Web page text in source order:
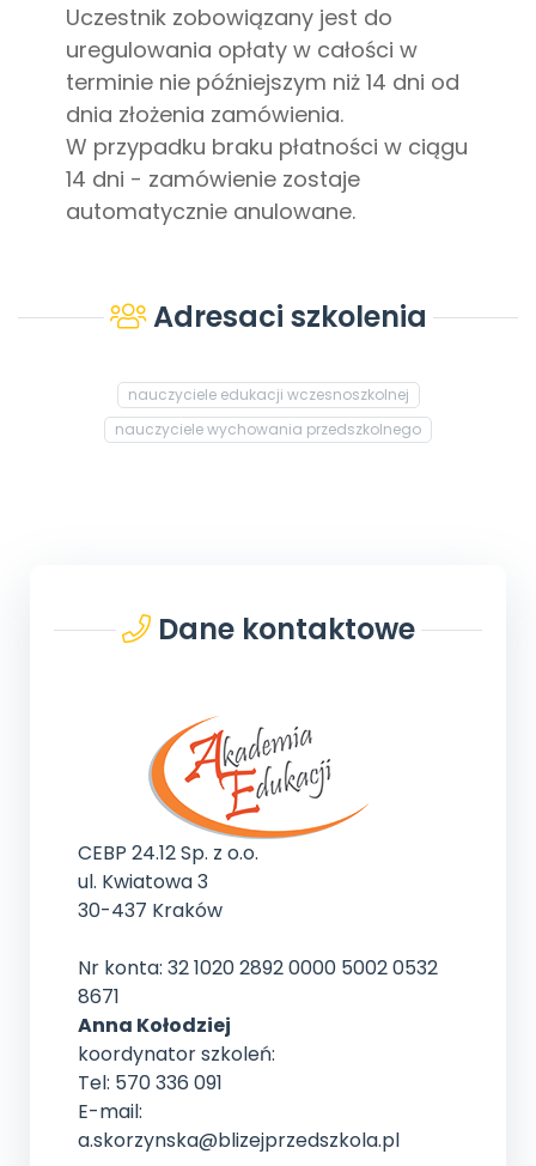
Uczestnik zobowiązany jest do
uregulowania opłaty w całości w
terminie nie późniejszym niż 14 dni od
dnia złożenia zamówienia.
W przypadku braku płatności w ciągu
14 dni - zamówienie zostaje
automatycznie anulowane.
Adresaci szkolenia
nauczyciele edukacji wczesnoszkolnej
nauczyciele wychowania przedszkolnego
Dane kontaktowe
CEBP 24.12 Sp. z o.o.
ul. Kwiatowa 3
30-437 Kraków
Nr konta: 32 1020 2892 0000 5002 0532
8671
Anna Kołodziej
koordynator szkoleń:
Tel: 570 336 091
E-mail:
a.skorzynska@blizejprzedszkola.pl